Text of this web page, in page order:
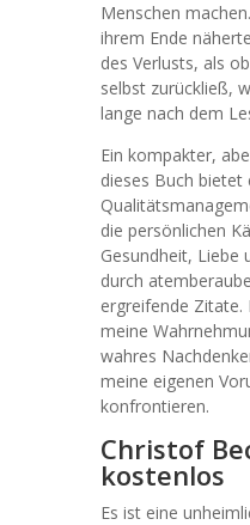
Menschen
ihrem Ende
des Verlusts, als
selbst zurückließ,
lange nach dem
Ein kompakter,
dieses Buch bietet
die persönlichen
Gesundheit, Liebe
durch
ergreifende Zitate.
meine
wahres
meine eigenen
konfrontieren.
Christof
kostenlos
Es ist eine